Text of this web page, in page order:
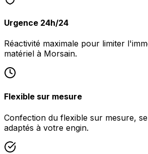
Urgence 24h/24
Réactivité maximale pour limiter
matériel à Morsain.
Flexible sur mesure
Confection du flexible sur mesure,
adaptés à votre engin.